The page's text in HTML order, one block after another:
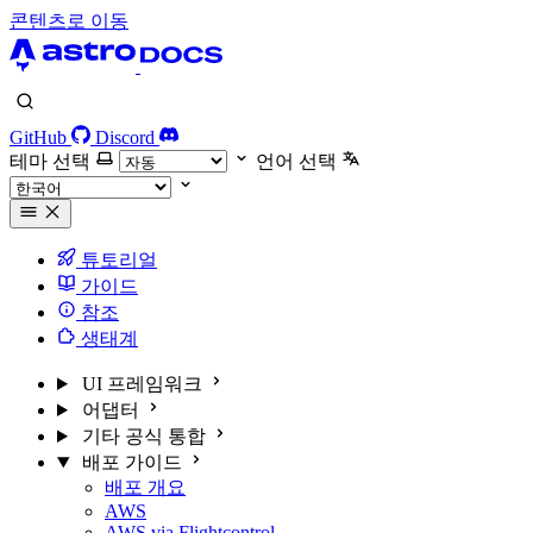
콘텐츠로 이동
GitHub
Discord
테마 선택
언어 선택
튜토리얼
가이드
참조
생태계
UI 프레임워크
어댑터
기타 공식 통합
배포 가이드
배포 개요
AWS